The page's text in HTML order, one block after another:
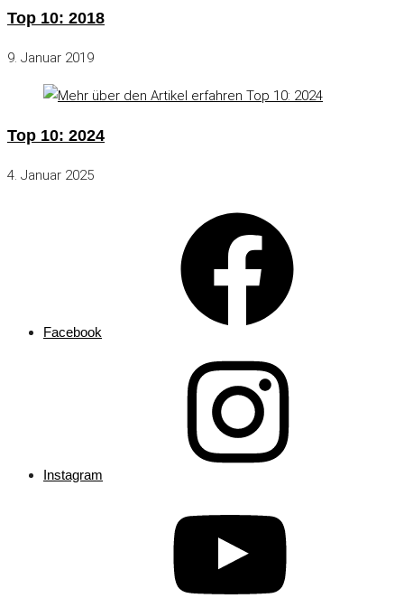
Top 10: 2018
9. Januar 2019
Top 10: 2024
4. Januar 2025
Facebook
Instagram